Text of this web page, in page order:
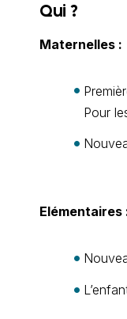
Qui ?
Maternelles :
Pour
Elémentaires